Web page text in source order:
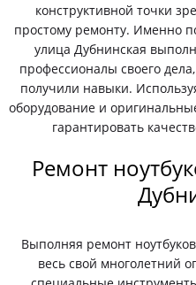
конструктивной точки
простому ремонту. Именно
улица Дубнинская
профессионалы своего
получили навыки.
оборудование и
гарантировать
Ремонт
Выполняя ремонт
весь свой многолетний